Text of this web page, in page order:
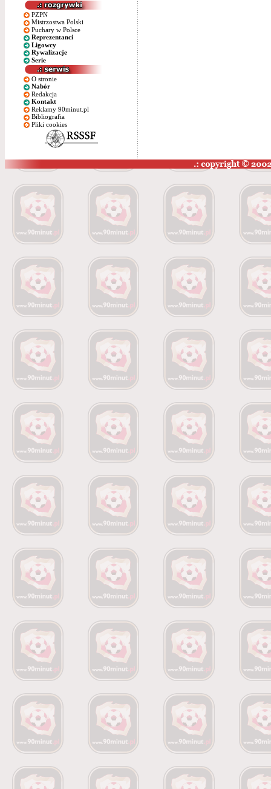
PZPN
Mistrzostwa Polski
Puchary w Polsce
Reprezentanci
Ligowcy
Rywalizacje
Serie
O stronie
Nabór
Redakcja
Kontakt
Reklamy 90minut.pl
Bibliografia
Pliki cookies